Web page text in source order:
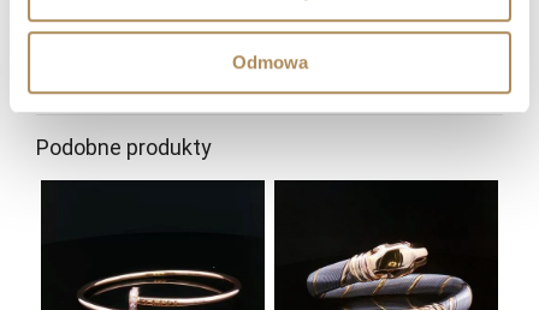
Odmowa
Podobne produkty